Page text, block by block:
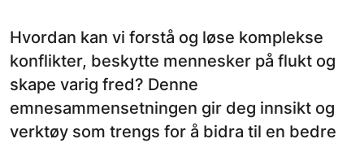
Hvordan kan vi forstå og løse komplekse
konflikter, beskytte mennesker på flukt og
skape varig fred? Denne
emnesammensetningen gir deg innsikt og
verktøy som trengs for å bidra til en bedre